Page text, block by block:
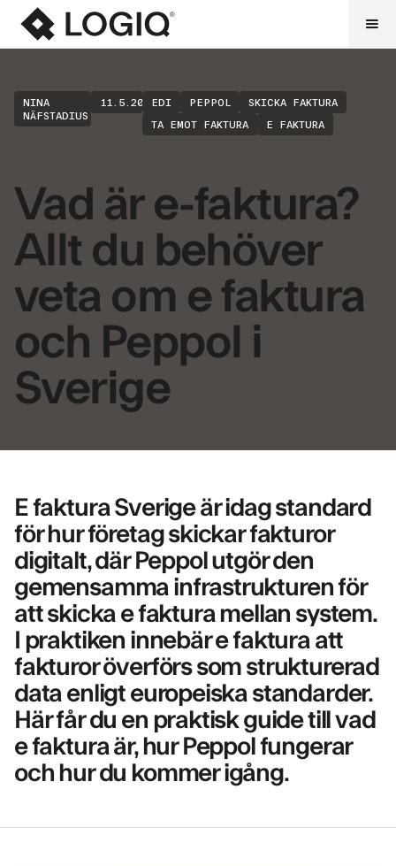
NINA
NÄFSTADIUS
11.5.2026EDI PEPPOL
SKICKA FAKTURA
TA EMOT FAKTURA
E FAKTURA
Vad är e-faktura?
Allt du behöver
veta om e faktura
och Peppol i
Sverige
E faktura Sverige är idag standard
för hur företag skickar fakturor
digitalt, där Peppol utgör den
gemensamma infrastrukturen för
att skicka e faktura mellan system.
I praktiken innebär e faktura att
fakturor överförs som strukturerad
data enligt europeiska standarder.
Här får du en praktisk guide till vad
e faktura är, hur Peppol fungerar
och hur du kommer igång.